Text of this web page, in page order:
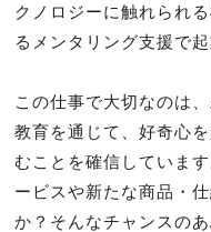
クノロジーに触れられ
るメンタリング支援で
この仕事で大切なのは
教育を通じて、好奇心
むことを確信していま
ービスや新たな商品・
か？そんなチャンスの